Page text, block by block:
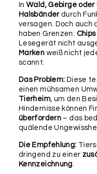
als Upgrade.
Befestigung
RUND
25MM
Wichtig:Bitte
diesem Formular auf
InWald, Gebirge oder
Halsbänderdurch
versagen. Doch auch
haben Grenzen: Chips
Lesegerät nicht
Marken weiß nicht
scannt.
Das Problem: Diese
einen mühsamen
Tierheim, um den
Hindernisse können
überfordern – das
quälende
Die Empfehlung:
dringend zu einer
Kennzeichnung.